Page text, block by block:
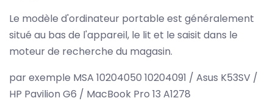
Le modèle d'ordinateur portable est généralement
situé au bas de l'appareil, le lit et le saisit dans le
moteur de recherche du magasin.
par exemple MSA 10204050 10204091 / Asus K53SV /
HP Pavilion G6 / MacBook Pro 13 A1278